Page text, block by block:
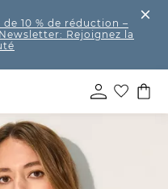
10 % de réduction –
Newsletter: Rejoignez la